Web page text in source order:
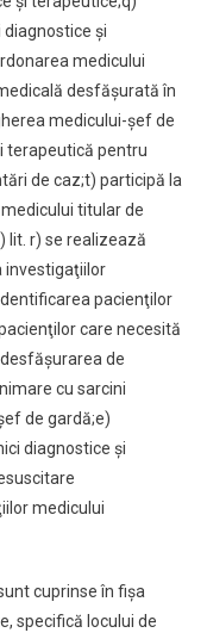
şi
medicului
desfăşurată în
medicului-şef de
terapeutică pentru
de caz;t) participă la
titular de
lit. r) se realizează
investigaţiilor
pacienţilor
care necesită
de
cu sarcini
de gardă;e)
diagnostice şi
medicului
cuprinse în fişa
specifică locului de